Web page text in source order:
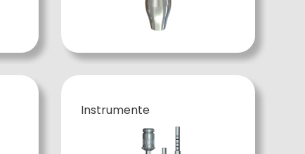
Instrumente